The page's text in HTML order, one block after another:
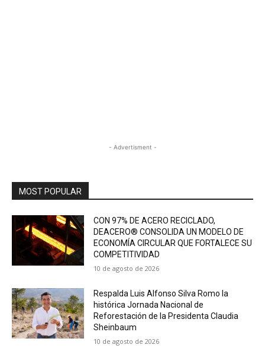
- Advertisment -
MOST POPULAR
CON 97% DE ACERO RECICLADO,
DEACERO® CONSOLIDA UN MODELO DE
ECONOMÍA CIRCULAR QUE FORTALECE SU
COMPETITIVIDAD
10 de agosto de 2026
Respalda Luis Alfonso Silva Romo la
histórica Jornada Nacional de
Reforestación de la Presidenta Claudia
Sheinbaum
10 de agosto de 2026